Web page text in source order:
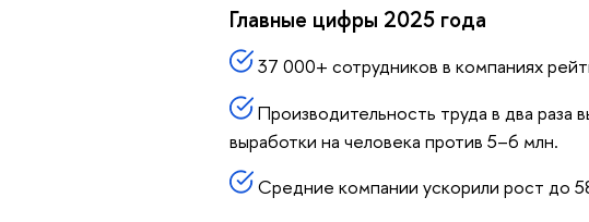
Главные цифры 2025 года
37 000+ сотрудников в компаниях
Производительность труда в два
выработки на человека против 5–6 млн.
Средние компании ускорили рост до